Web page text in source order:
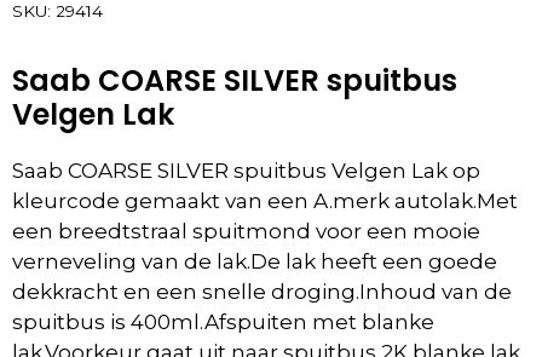
SKU: 29414
Saab COARSE SILVER spuitbus
Velgen Lak
Saab COARSE SILVER spuitbus Velgen Lak op
kleurcode gemaakt van een A.merk autolak.Met
een breedtstraal spuitmond voor een mooie
verneveling van de lak.De lak heeft een goede
dekkracht en een snelle droging.Inhoud van de
spuitbus is 400ml.Afspuiten met blanke